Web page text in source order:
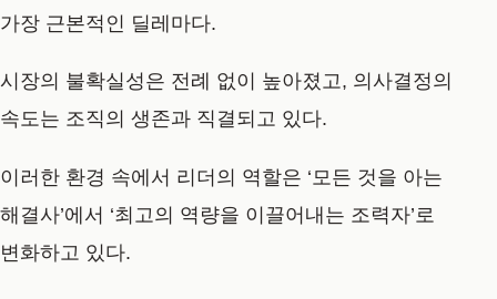
가장 근본적인 딜레마다.
시장의 불확실성은 전례 없이 높아졌고, 의사결정의
속도는 조직의 생존과 직결되고 있다.
이러한 환경 속에서 리더의 역할은 ‘모든 것을 아는
해결사’에서 ‘최고의 역량을 이끌어내는 조력자’로
변화하고 있다.